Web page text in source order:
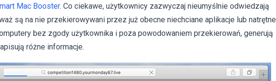
Mac Booster. Co ciekawe, użytkownicy zazwyczaj nieumyślnie odwiedzają
są na nie przekierowywani przez już obecne niechciane aplikacje lub natrętne
bez zgody użytkownika i poza powodowaniem przekierowań, generują
różne informacje.